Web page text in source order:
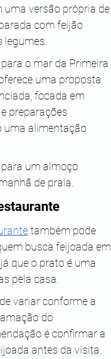
uma versão própria de
com feijão
o mar da Primeira
uma proposta
focada em
preparações
uma alimentação
um almoço
de praia.
também pode
busca feijoada em
que o prato é uma
pela casa.
variar conforme a
do
é confirmar a
antes da visita.